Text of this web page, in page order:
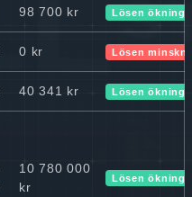
98 700 kr Lösen ökning
0 kr Lösen
40 341 kr Lösen ökning
10 780 000
kr
Lösen ökning